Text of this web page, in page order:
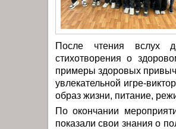
После чтения вслух
стихотворения о
примеры здоровых
увлекательной игре-
образ жизни, питание,
По окончании
показали свои знания о